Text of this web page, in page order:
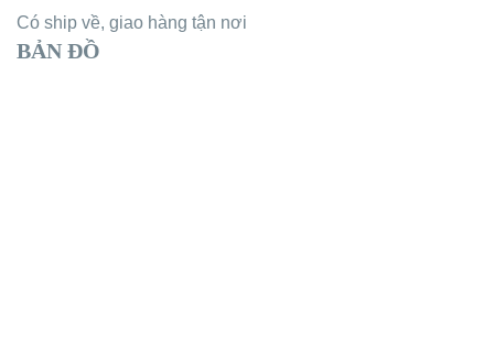
Có ship về, giao hàng tận nơi
BẢN ĐỒ